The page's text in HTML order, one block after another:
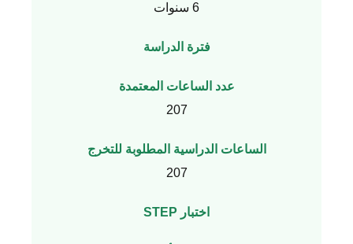
6 سنوات
فترة الدراسة
عدد الساعات المعتمدة
207
الساعات الدراسية المطلوبة للتخرج
207
اختبار STEP